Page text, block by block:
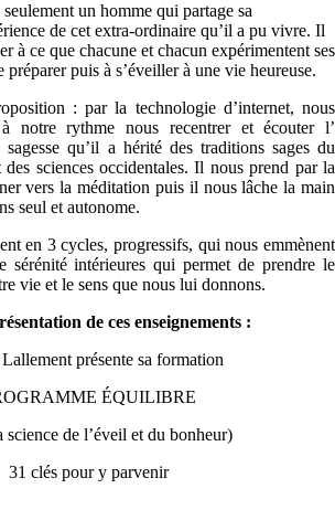
un homme qui partage sa
de cet extra-ordinaire qu’il a pu vivre. Il
à ce que chacune et chacun expérimentent ses
préparer puis à s’éveiller à une vie heureuse.
: par la technologie d’internet, nous
notre rythme nous recentrer et écouter l’
sagesse qu’il a hérité des traditions sages du
sciences occidentales. Il nous prend par la
vers la méditation puis il nous lâche la main
seul et autonome.
en 3 cycles, progressifs, qui nous emmènent
sérénité intérieures qui permet de prendre le
vie et le sens que nous lui donnons.
de ces enseignements :
présente sa formation
ÉQUILIBRE
science de l’éveil et du bonheur)
31 clés pour y parvenir